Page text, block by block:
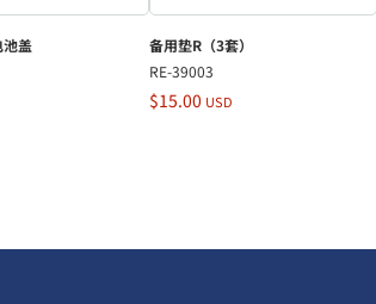
盖
备用垫R（3套）
RE-39003
$15.00 USD